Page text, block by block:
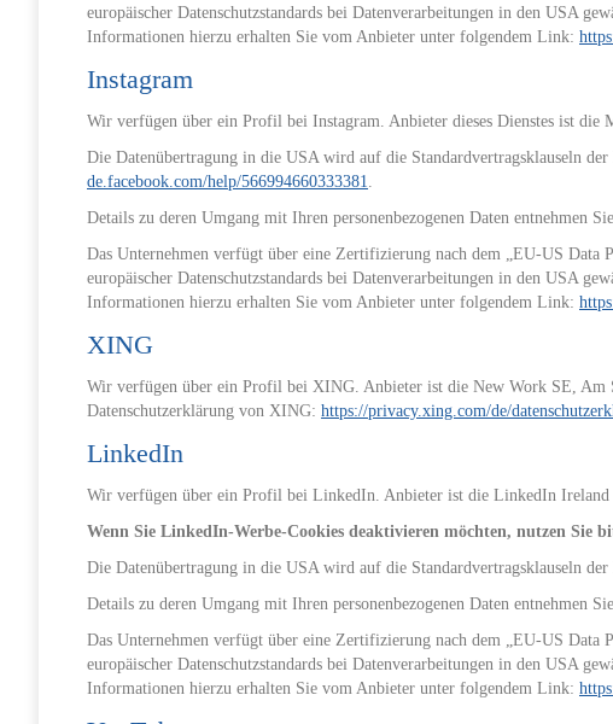
europäischer Datenschutzstandards bei Datenverarbeitungen in den USA
Informationen hierzu erhalten Sie vom Anbieter unter folgendem Link:
Instagram
Wir verfügen über ein Profil bei Instagram. Anbieter dieses Dienstes ist
Die Datenübertragung in die USA wird auf die Standardvertragsklauseln
de.facebook.com/help/566994660333381.
Details zu deren Umgang mit Ihren personenbezogenen Daten entnehmen
Das Unternehmen verfügt über eine Zertifizierung nach dem „EU-US
europäischer Datenschutzstandards bei Datenverarbeitungen in den USA
Informationen hierzu erhalten Sie vom Anbieter unter folgendem Link:
XING
Wir verfügen über ein Profil bei XING. Anbieter ist die New Work SE, Am
Datenschutzerklärung von XING: https://privacy.xing.com/de/
LinkedIn
Wir verfügen über ein Profil bei LinkedIn. Anbieter ist die LinkedIn
Wenn Sie LinkedIn-Werbe-Cookies deaktivieren möchten, nutzen Sie
Die Datenübertragung in die USA wird auf die Standardvertragsklauseln
Details zu deren Umgang mit Ihren personenbezogenen Daten entnehmen
Das Unternehmen verfügt über eine Zertifizierung nach dem „EU-US
europäischer Datenschutzstandards bei Datenverarbeitungen in den USA
Informationen hierzu erhalten Sie vom Anbieter unter folgendem Link: